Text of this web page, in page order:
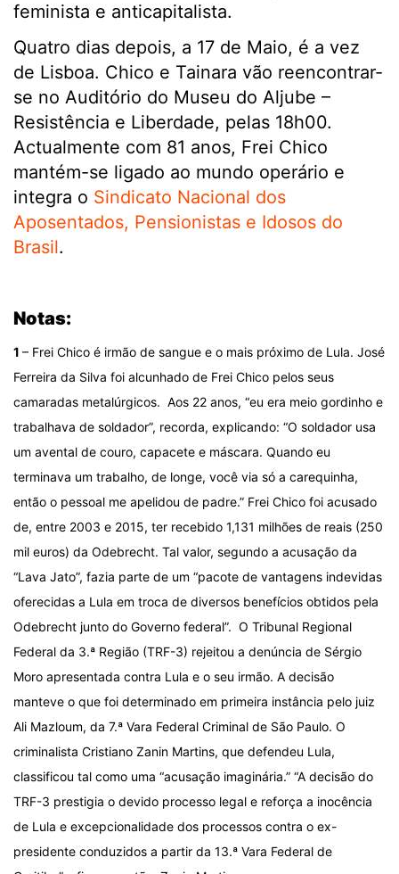
feminista e anticapitalista.
Quatro dias depois, a 17 de Maio, é a vez
de Lisboa. Chico e Tainara vão reencontrar-
se no Auditório do Museu do Aljube –
Resistência e Liberdade, pelas 18h00.
Actualmente com 81 anos, Frei Chico
mantém-se ligado ao mundo operário e
integra o Sindicato Nacional dos
Aposentados, Pensionistas e Idosos do
Brasil.
Notas:
1 – Frei Chico é irmão de sangue e o mais próximo de Lula. José
Ferreira da Silva foi alcunhado de Frei Chico pelos seus
camaradas metalúrgicos. Aos 22 anos, “eu era meio gordinho e
trabalhava de soldador”, recorda, explicando: “O soldador usa
um avental de couro, capacete e máscara. Quando eu
terminava um trabalho, de longe, você via só a carequinha,
então o pessoal me apelidou de padre.” Frei Chico foi acusado
de, entre 2003 e 2015, ter recebido 1,131 milhões de reais (250
mil euros) da Odebrecht. Tal valor, segundo a acusação da
“Lava Jato”, fazia parte de um “pacote de vantagens indevidas
oferecidas a Lula em troca de diversos benefícios obtidos pela
Odebrecht junto do Governo federal”. O Tribunal Regional
Federal da 3.ª Região (TRF-3) rejeitou a denúncia de Sérgio
Moro apresentada contra Lula e o seu irmão. A decisão
manteve o que foi determinado em primeira instância pelo juiz
Ali Mazloum, da 7.ª Vara Federal Criminal de São Paulo. O
criminalista Cristiano Zanin Martins, que defendeu Lula,
classificou tal como uma “acusação imaginária.” “A decisão do
TRF-3 prestigia o devido processo legal e reforça a inocência
de Lula e excepcionalidade dos processos contra o ex-
presidente conduzidos a partir da 13.ª Vara Federal de